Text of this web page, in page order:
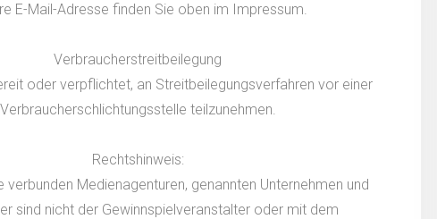
E-Mail-Adresse finden Sie oben im Impressum.
Verbraucherstreitbeilegung
oder verpflichtet, an Streitbeilegungsverfahren vor einer
Verbraucherschlichtungsstelle teilzunehmen.
Rechtshinweis:
verbunden Medienagenturen, genannten Unternehmen und
sind nicht der Gewinnspielveranstalter oder mit dem